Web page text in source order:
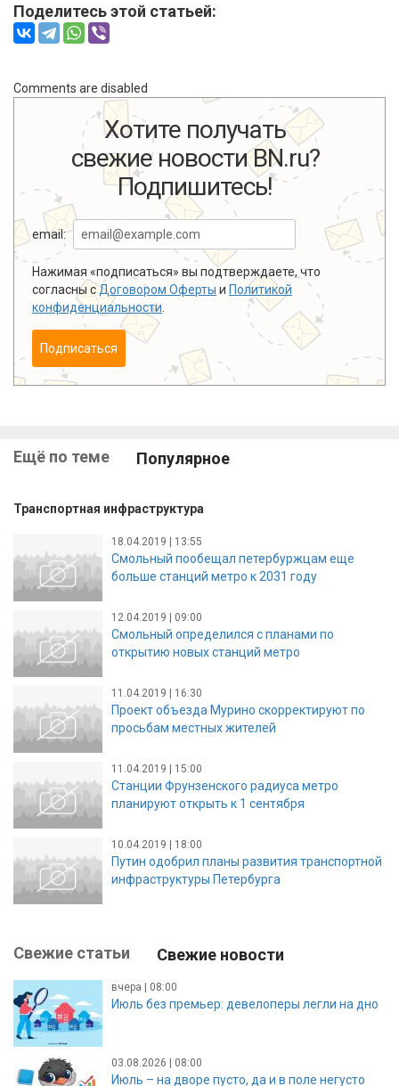
Поделитесь этой статьей:
Comments are disabled
Хотите получать
свежие новости BN.ru?
Подпишитесь!
email:
Нажимая «подписаться» вы подтверждаете, что
согласны сДоговором Оферты и Политикой
конфиденциальности
Подписаться
Ещё по теме Популярное
Транспортная инфраструктура
18.04.2019 | 13:55
Смольный пообещал петербуржцам еще
больше станций метро к 2031 году
12.04.2019 | 09:00
Смольный определился с планами по
открытию новых станций метро
11.04.2019 | 16:30
Проект объезда Мурино скорректируют по
просьбам местных жителей
11.04.2019 | 15:00
Станции Фрунзенского радиуса метро
планируют открыть к 1 сентября
10.04.2019 | 18:00
Путин одобрил планы развития транспортной
инфраструктуры Петербурга
Свежие статьи Свежие новости
вчера | 08:00
Июль без премьер: девелоперы легли на дно
03.08.2026 | 08:00
Июль – на дворе пусто, да и в поле негусто